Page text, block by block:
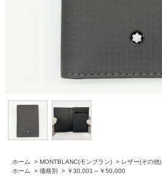
ホーム > MONTBLANC(モンブラン) > レザー(その他)
ホーム
> 価格別 > ￥30,001～￥50,000